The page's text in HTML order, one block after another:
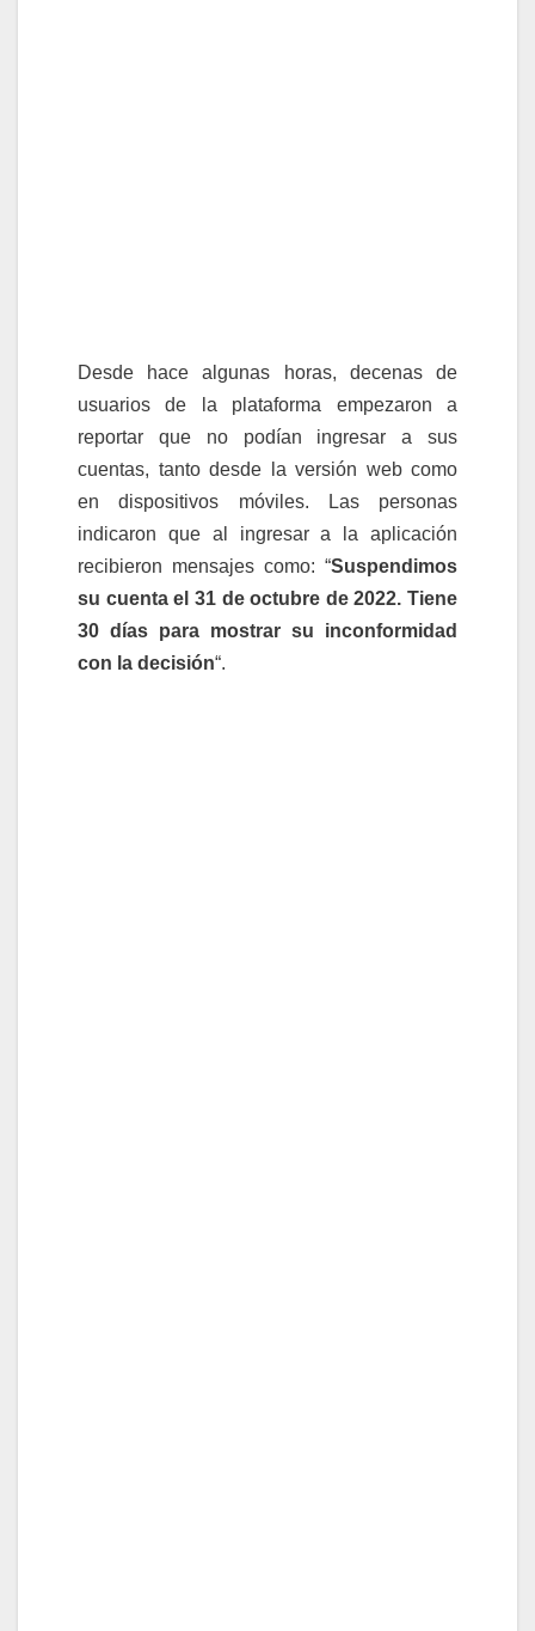
Desde hace algunas horas, decenas de
usuarios de la plataforma empezaron a
reportar que no podían ingresar a sus
cuentas, tanto desde la versión web como
en dispositivos móviles. Las personas
indicaron que al ingresar a la aplicación
recibieron mensajes como: “Suspendimos
su cuenta el 31 de octubre de 2022. Tiene
30 días para mostrar su inconformidad
con la decisión“.